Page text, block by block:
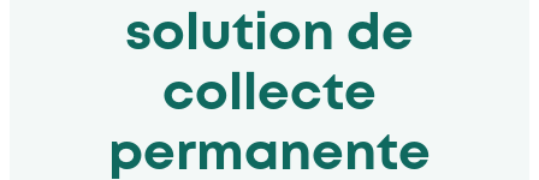
solution de
collecte
permanente